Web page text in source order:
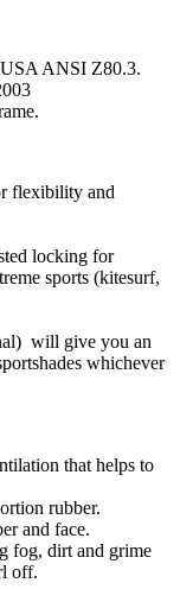
ANSI Z80.3.
flexibility and
locking for
sports (kitesurf,
will give you an
whichever
that helps to
rubber.
and face.
fog, dirt and grime
off.